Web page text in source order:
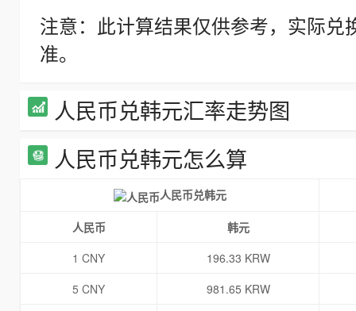
注意：此计算结果仅供参考，实际
准。
人民币兑韩元汇率走势图
人民币兑韩元怎么算
人民币兑韩元
人民币
韩元
1 CNY
196.33 KRW
5 CNY
981.65 KRW